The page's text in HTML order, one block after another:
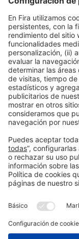
08908,
Lunes – Jueves Tel.